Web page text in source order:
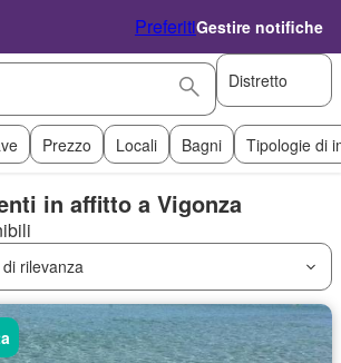
PreferitiGestire notifiche
Distretto
Prezzo Locali Bagni Tipologie di
in affitto a Vigonza
rilevanza